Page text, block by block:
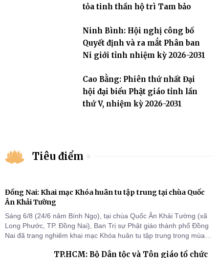
tỏa tinh thần hộ trì Tam bảo
Ninh Bình: Hội nghị công bố
Quyết định và ra mắt Phân ban
Ni giới tỉnh nhiệm kỳ 2026-2031
Cao Bằng: Phiên thứ nhất Đại
hội đại biểu Phật giáo tỉnh lần
thứ V, nhiệm kỳ 2026-2031
Tiêu điểm
Đồng Nai: Khai mạc Khóa huân tu tập trung tại chùa Quốc
Ân Khải Tường
Sáng 6/8 (24/6 năm Bính Ngọ), tại chùa Quốc Ân Khải Tường (xã
Long Phước, TP. Đồng Nai), Ban Trị sự Phật giáo thành phố Đồng
Nai đã trang nghiêm khai mạc Khóa huân tu tập trung trong mùa
chỗ khu vực VII, VIII và trường hạ chùa Quốc Ân Khải Tường.
TP.HCM: Bộ Dân tộc và Tôn giáo tổ chức